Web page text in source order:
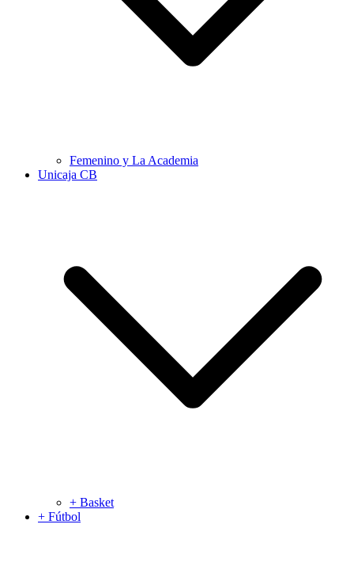
Femenino y La Academia
Unicaja CB
+ Basket
+ Fútbol